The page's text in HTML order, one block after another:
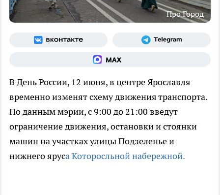
Про Город
В День России, 12 июня, в центре Ярославля
временно изменят схему движения транспорта.
По данным мэрии, с 9:00 до 21:00 введут
ограничение движения, остановки и стоянки
машин на участках улицы Подзеленье и
нижнего яруса Которосльной набережной.